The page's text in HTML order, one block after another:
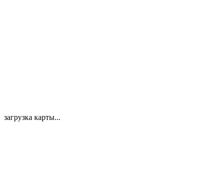
загрузка карты...